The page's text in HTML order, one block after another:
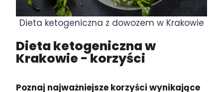
Dieta ketogeniczna z dowozem w Krakowie
Dieta ketogeniczna w
Krakowie - korzyści
Poznaj najważniejsze korzyści wynikające